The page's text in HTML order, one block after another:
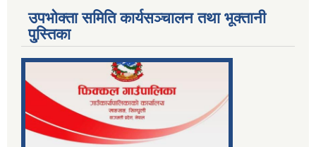
उपभोक्ता समिति कार्यसञ्चालन तथा भूक्तानी
पु्स्तिका